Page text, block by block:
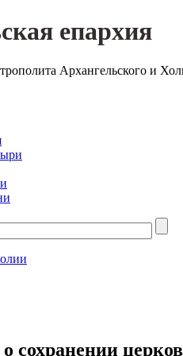
епархия
Архангельского и
сохранении